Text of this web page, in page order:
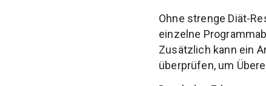
Ohne strenge Diät-
einzelne
Zusätzlich kann ein
überprüfen, um